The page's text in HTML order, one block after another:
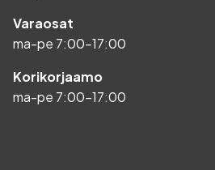
Varaosat
ma-pe 7:00-17:00
Korikorjaamo
ma-pe 7:00-17:00